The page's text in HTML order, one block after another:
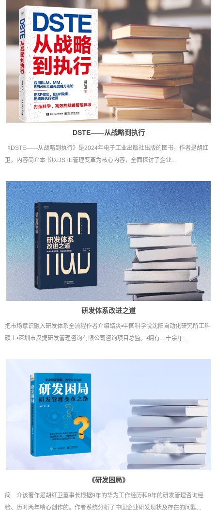
DSTE——从战略到执行
《DSTE——从战略到执行》是2024年电子工业出版社出版的图书，作者是胡红
卫。内容简介本书以DSTE管理变革为核心内容，全面探讨了企业...
研发体系改进之道
把市场意识融入研发体系全流程作者介绍靖爽•中国科学院沈阳自动化研究所工科
硕士•深圳市汉捷研发管理咨询有限公司咨询项目总监。•拥有二十余年...
《研发困局》
简 介该著作是胡红卫董事长根据9年的华为工作经历和9年的研发管理咨询经
验、历时两年精心创作的。作者系统分析了中国企业研发现状及存在的问题...